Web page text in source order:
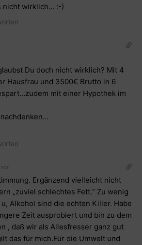
nicht wirklich… :-)
Du doch nicht wirklich? Mit 4
Hausfrau und 3500€ Brutto in 6
mit einer Hypothek im
Ergänzend vielleicht nicht
„zuviel schlechtes Fett.“ Zu wenig
Alkohol sind die echten Killer. Habe
Zeit ausprobiert und bin zu dem
, daß wir als Allesfresser ganz gut
das für mich.Für die Umwelt und